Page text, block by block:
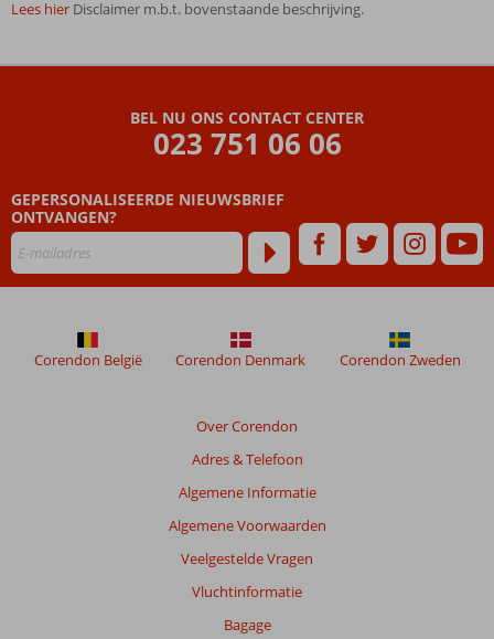
Lees hier Disclaimer m.b.t. bovenstaande beschrijving.
na
hun
verblijf
in
BEL NU ONS CONTACT CENTER
023 751 06 06
GEPERSONALISEERDE NIEUWSBRIEF
ONTVANGEN?
Over Corendon
Adres & Telefoon
Algemene Informatie
Algemene Voorwaarden
Veelgestelde Vragen
Vluchtinformatie
Bagage
Corendon België Corendon Denmark Corendon Zweden